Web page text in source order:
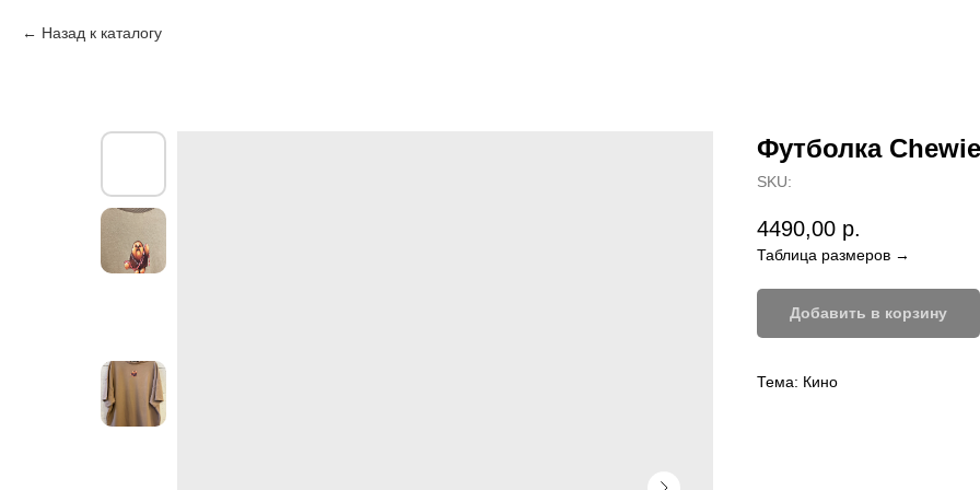
Назад к каталогу
Футболка Chewie
SKU:
4490,00 р.
Таблица размеров →
Добавить в корзину
Тема: Кино